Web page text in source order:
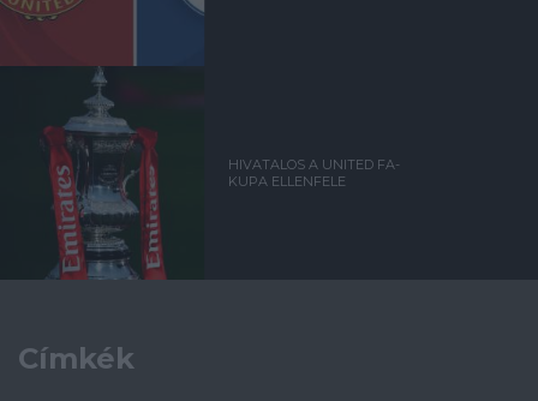
HIVATALOS A UNITED FA-
KUPA ELLENFELE
Címkék